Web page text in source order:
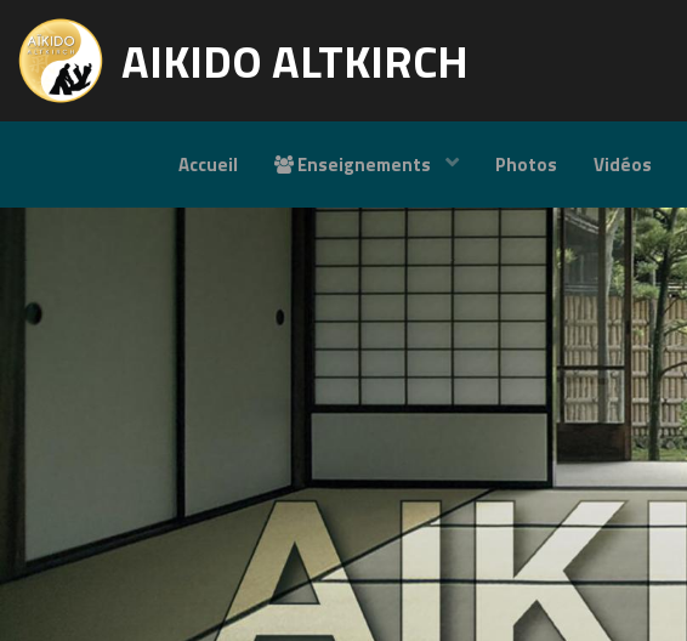
AIKIDO ALTKIRCH
Accueil Enseignements Photos Vidéos